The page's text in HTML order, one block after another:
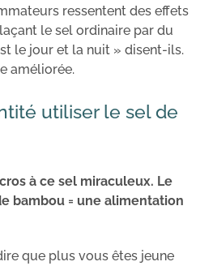
ressentent des effets
le sel ordinaire par du
le jour et la nuit » disent-ils.
améliorée.
utiliser le sel de
à ce sel miraculeux. Le
bambou = une alimentation
que plus vous êtes jeune